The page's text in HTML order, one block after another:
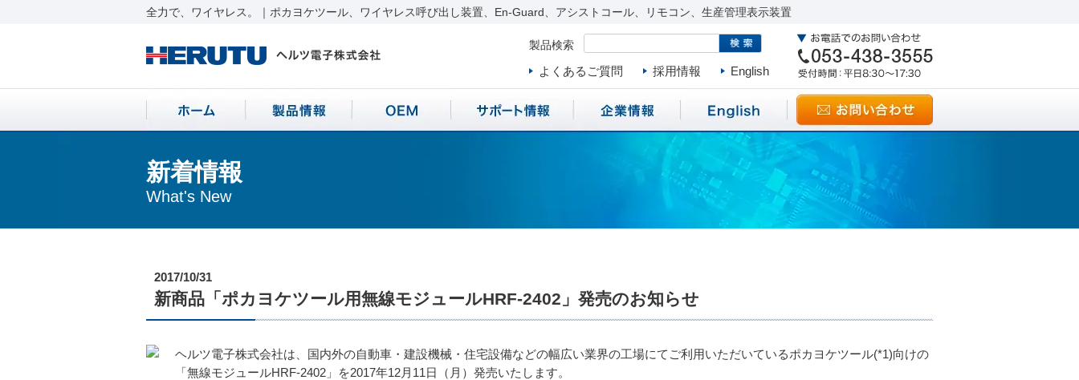
全力で、ワイヤレス。｜ポカヨケツール、ワイヤレス呼び出し装置、En-Guard、アシストコール、リモコン、生産管理表示装置
製品検索
よくあるご質問 採用情報 English
新着情報
What's New
2017/10/31
新商品「ポカヨケツール用無線モジュールHRF-2402」発売のお知らせ
ヘルツ電子株式会社は、国内外の自動車・建設機械・住宅設備などの幅広い業界の工場にてご利用いただいているポカヨケツール(*1)向けの
「無線モジュールHRF-2402」を2017年12月11日（月）発売いたします。